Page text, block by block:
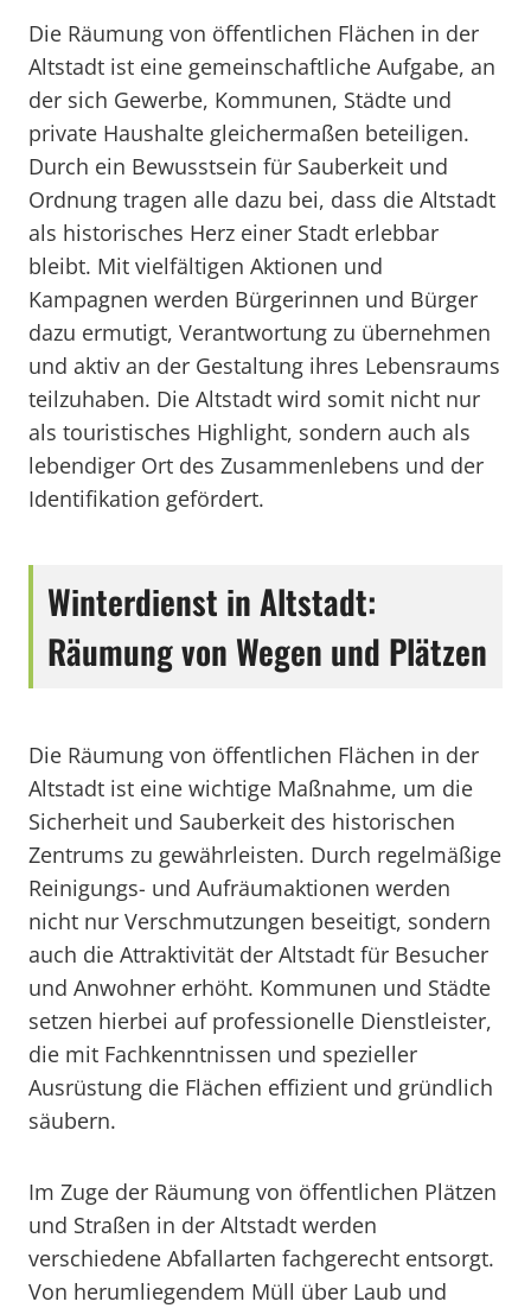
Die Räumung von öffentlichen Flächen in der
Altstadt ist eine gemeinschaftliche Aufgabe, an
der sich Gewerbe, Kommunen, Städte und
private Haushalte gleichermaßen beteiligen.
Durch ein Bewusstsein für Sauberkeit und
Ordnung tragen alle dazu bei, dass die Altstadt
als historisches Herz einer Stadt erlebbar
bleibt. Mit vielfältigen Aktionen und
Kampagnen werden Bürgerinnen und Bürger
dazu ermutigt, Verantwortung zu übernehmen
und aktiv an der Gestaltung ihres Lebensraums
teilzuhaben. Die Altstadt wird somit nicht nur
als touristisches Highlight, sondern auch als
lebendiger Ort des Zusammenlebens und der
Identifikation gefördert.
Winterdienst in Altstadt:
Räumung von Wegen und Plätzen
Die Räumung von öffentlichen Flächen in der
Altstadt ist eine wichtige Maßnahme, um die
Sicherheit und Sauberkeit des historischen
Zentrums zu gewährleisten. Durch regelmäßige
Reinigungs- und Aufräumaktionen werden
nicht nur Verschmutzungen beseitigt, sondern
auch die Attraktivität der Altstadt für Besucher
und Anwohner erhöht. Kommunen und Städte
setzen hierbei auf professionelle Dienstleister,
die mit Fachkenntnissen und spezieller
Ausrüstung die Flächen effizient und gründlich
säubern.
Im Zuge der Räumung von öffentlichen Plätzen
und Straßen in der Altstadt werden
verschiedene Abfallarten fachgerecht entsorgt.
Von herumliegendem Müll über Laub und